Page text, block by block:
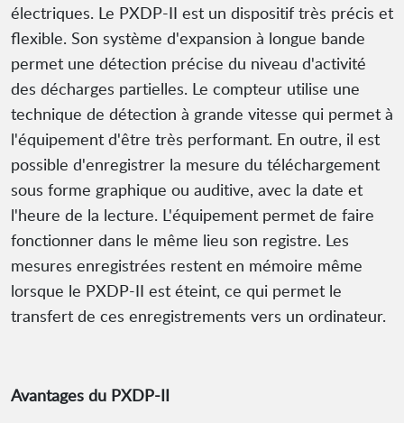
électriques. Le PXDP-II est un dispositif très précis et
flexible. Son système d'expansion à longue bande
permet une détection précise du niveau d'activité
des décharges partielles. Le compteur utilise une
technique de détection à grande vitesse qui permet à
l'équipement d'être très performant. En outre, il est
possible d'enregistrer la mesure du téléchargement
sous forme graphique ou auditive, avec la date et
l'heure de la lecture. L'équipement permet de faire
fonctionner dans le même lieu son registre. Les
mesures enregistrées restent en mémoire même
lorsque le PXDP-II est éteint, ce qui permet le
transfert de ces enregistrements vers un ordinateur.
Avantages du PXDP-II